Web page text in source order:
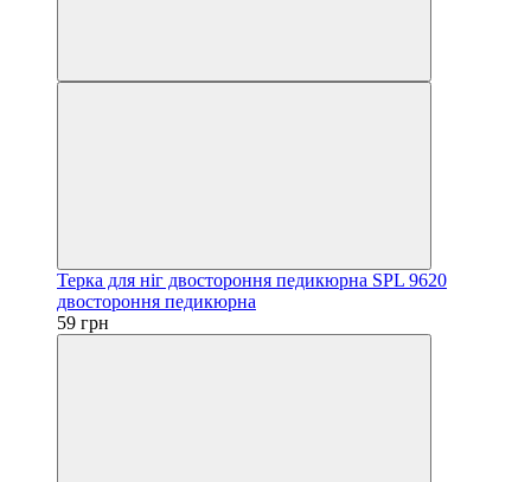
Терка для ніг двостороння педикюрна SPL 9620
двостороння педикюрна
59 грн